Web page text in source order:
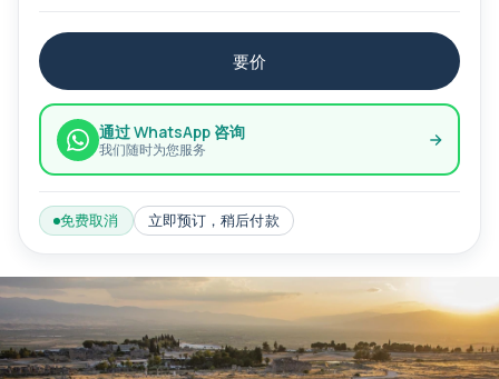
要价
通过 WhatsApp 咨询
我们随时为您服务
免费取消 立即预订，稍后付款